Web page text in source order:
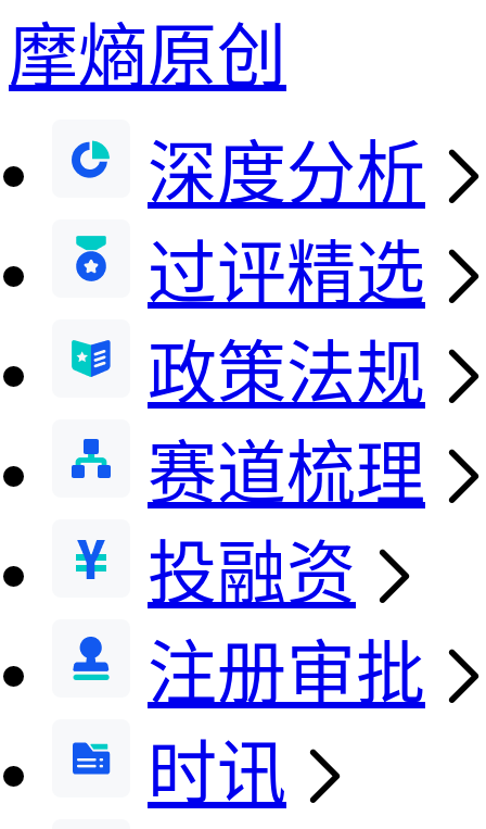
摩熵原创
深度分析
过评精选
政策法规
赛道梳理
投融资
注册审批
时讯